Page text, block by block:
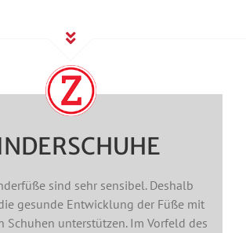
sind sehr sensibel. Deshalb
gesunde Entwicklung der Füße mit
Schuhen unterstützen. Im Vorfeld des